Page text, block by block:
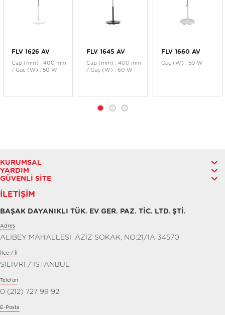
FLV 1626 AV
Çap (mm) : 400 mm
/ Güç (W) : 50 W
FLV 1645 AV
Çap (mm) : 400 mm
/ Güç (W) : 60 W
FLV 1660 AV
Güç (W) : 50 W
KURUMSAL
YARDIM
GÜVENLI SITE
İLETIŞIM
BAŞAK DAYANIKLI TÜK. EV GER. PAZ. TİC. LTD. ŞTİ.
Adres
ALİBEY MAHALLESİ, AZİZ SOKAK, NO:21/1A 34570
İlçe / İl
SİLİVRİ / İSTANBUL
Telefon
0 (212) 727 99 92
E-Posta